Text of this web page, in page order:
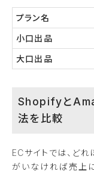
プラン名
小口出品
大口出品
Shopifyと
法を比較
ECサイトでは、ど
がいなければ売上